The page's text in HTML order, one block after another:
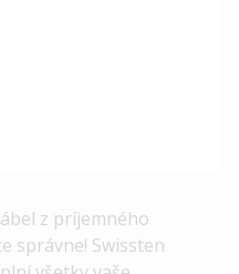
z príjemného
správne! Swissten